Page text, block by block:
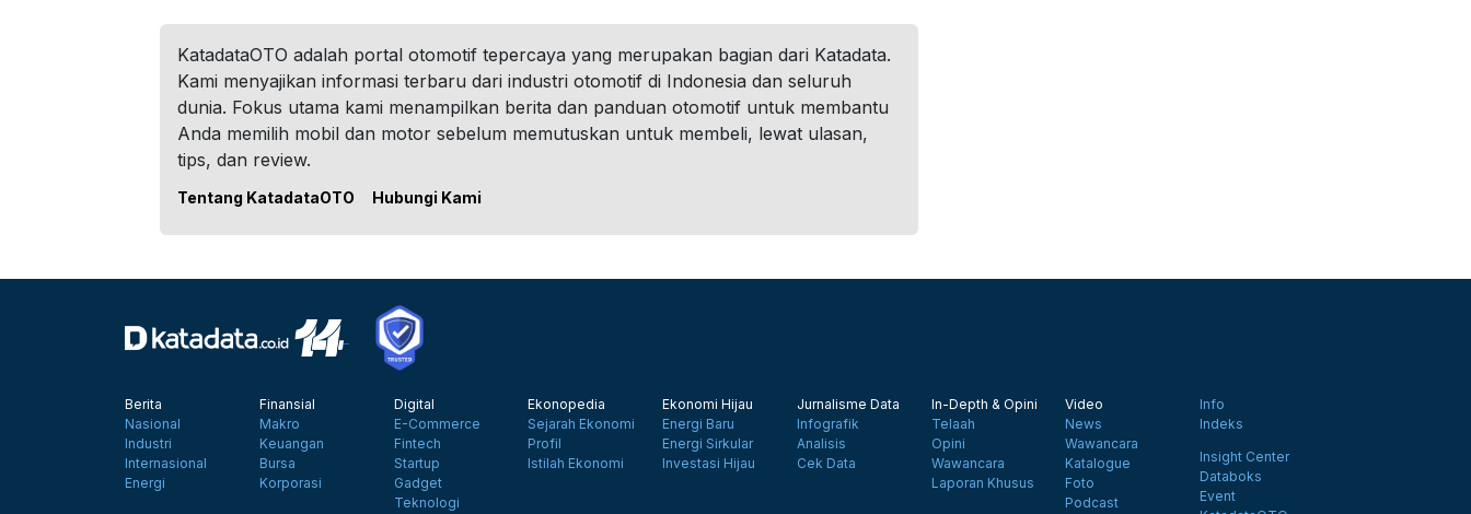
KatadataOTO adalah portal otomotif tepercaya yang merupakan bagian dari Katadata.
Kami menyajikan informasi terbaru dari industri otomotif di Indonesia dan seluruh
dunia. Fokus utama kami menampilkan berita dan panduan otomotif untuk membantu
Anda memilih mobil dan motor sebelum memutuskan untuk membeli, lewat ulasan,
tips, dan review.
Tentang KatadataOTO Hubungi Kami
Berita
Nasional
Industri
Internasional
Energi
Finansial
Makro
Keuangan
Bursa
Korporasi
Digital
E-Commerce
Fintech
Startup
Gadget
Teknologi
Ekonopedia
Sejarah Ekonomi
Profil
Istilah Ekonomi
Ekonomi Hijau
Energi Baru
Energi Sirkular
Investasi Hijau
Jurnalisme Data
Infografik
Analisis
Cek Data
In-Depth & Opini
Telaah
Opini
Wawancara
Laporan Khusus
Video
News
Wawancara
Katalogue
Foto
Podcast
Info
Indeks
Insight Center
Databoks
Event